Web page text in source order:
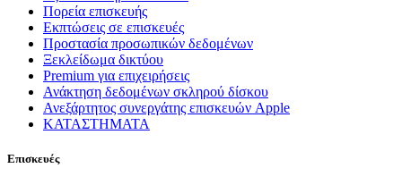
Πορεία επισκευής
Εκπτώσεις σε επισκευές
Προστασία προσωπικών δεδομένων
Ξεκλείδωμα δικτύου
Premium για επιχειρήσεις
Ανάκτηση δεδομένων σκληρού δίσκου
Ανεξάρτητος συνεργάτης επισκευών Apple
ΚΑΤΑΣΤΗΜΑΤΑ
Επισκευές